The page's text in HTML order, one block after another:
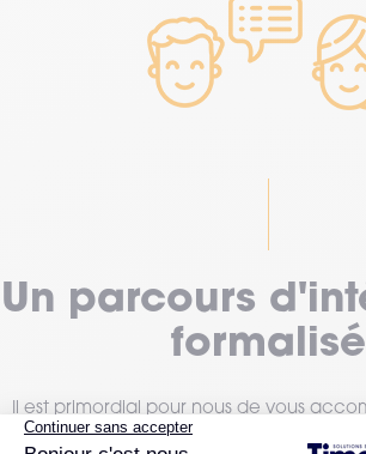
Un parcours
formalisé
Il est primordial pour nous de vous
arrivée et tout au long de votre vie